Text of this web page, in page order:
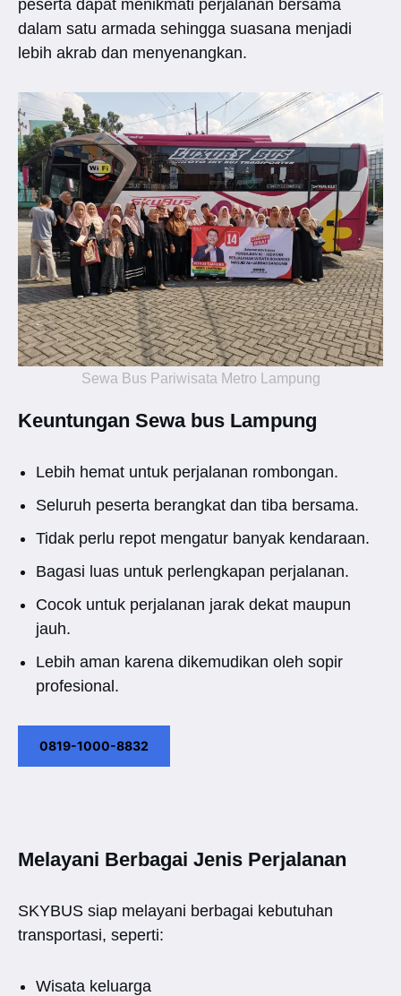
peserta dapat menikmati perjalanan bersama
dalam satu armada sehingga suasana menjadi
lebih akrab dan menyenangkan.
Sewa Bus Pariwisata Metro Lampung
Keuntungan Sewa bus Lampung
Lebih hemat untuk perjalanan rombongan.
Seluruh peserta berangkat dan tiba bersama.
Tidak perlu repot mengatur banyak kendaraan.
Bagasi luas untuk perlengkapan perjalanan.
Cocok untuk perjalanan jarak dekat maupun
jauh.
Lebih aman karena dikemudikan oleh sopir
profesional.
0819-1000-8832
Melayani Berbagai Jenis Perjalanan
SKYBUS siap melayani berbagai kebutuhan
transportasi, seperti:
Wisata keluarga